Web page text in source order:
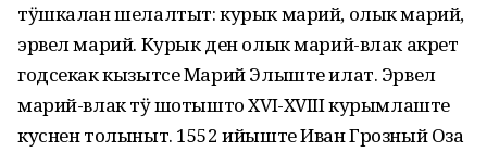
тӱшкалан шелалтыт: курык марий, олык марий,
эрвел марий. Курык ден олык марий-влак акрет
годсекак кызытсе Марий Элыште илат. Эрвел
марий-влак тӱҥ шотышто XVI-XVIII курымлаште
куснен толыныт. 1552 ийыште Иван Грозный Озаҥ